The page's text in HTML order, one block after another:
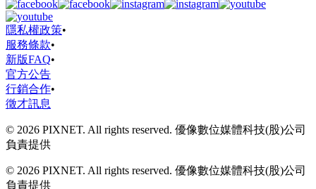
隱私權政策•
服務條款•
新版FAQ•
官方公告
行銷合作•
徵才訊息
© 2026 PIXNET. All rights reserved. 優像數位媒體科技(股)公司
負責提供
© 2026 PIXNET. All rights reserved. 優像數位媒體科技(股)公司
負責提供